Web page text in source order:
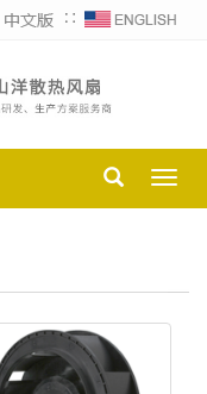
∷